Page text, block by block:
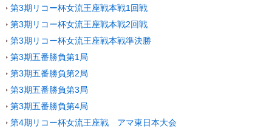
第3期リコー杯女流王座戦本戦1回戦
第3期リコー杯女流王座戦本戦2回戦
第3期リコー杯女流王座戦本戦準決勝
第3期五番勝負第1局
第3期五番勝負第2局
第3期五番勝負第3局
第3期五番勝負第4局
第4期リコー杯女流王座戦 アマ東日本大会